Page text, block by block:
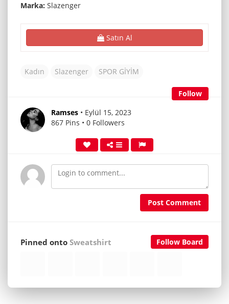
Marka: Slazenger
Satın Al
Kadın Slazenger SPOR GİYİM
Follow
Ramses • Eylül 15, 2023
867 Pins • 0 Followers
Post Comment
Follow Board
Pinned ontoSweatshirt